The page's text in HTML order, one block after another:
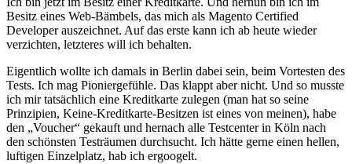
Besitz eines Web-Bämbels, das mich als Magento Certified
Developer auszeichnet. Auf das erste kann ich ab heute wieder
verzichten, letzteres will ich behalten.
Eigentlich wollte ich damals in Berlin dabei sein, beim Vortesten des
Tests. Ich mag Pioniergefühle. Das klappt aber nicht. Und so musste
ich mir tatsächlich eine Kreditkarte zulegen (man hat so seine
Prinzipien, Keine-Kreditkarte-Besitzen ist eines von meinen), habe
den „Voucher“ gekauft und hernach alle Testcenter in Köln nach
den schönsten Testräumen durchsucht. Ich hätte gerne einen hellen,
luftigen Einzelplatz, hab ich ergoogelt.